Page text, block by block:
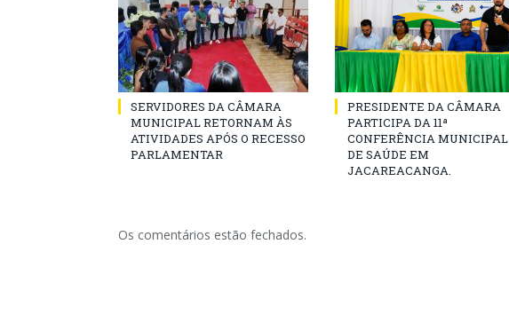
SERVIDORES DA CÂMARA
MUNICIPAL RETORNAM ÀS
ATIVIDADES APÓS O RECESSO
PARLAMENTAR
PRESIDENTE DA CÂMARA
PARTICIPA DA 11ª
CONFERÊNCIA MUNICIPAL
DE SAÚDE EM
JACAREACANGA.
Os comentários estão fechados.